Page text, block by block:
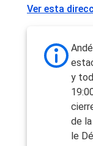
Ver esta
y
de
le